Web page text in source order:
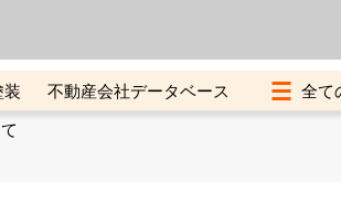
不動産会社データベース